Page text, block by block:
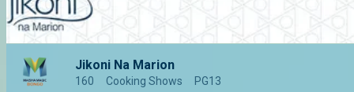
Jikoni Na Marion
160 Cooking Shows PG13